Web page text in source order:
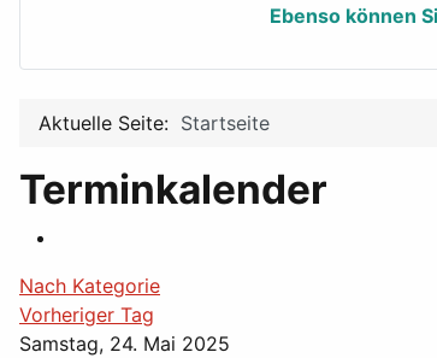
Ebenso können
Aktuelle Seite: Startseite
Terminkalender
Nach Kategorie
Vorheriger Tag
Samstag, 24. Mai 2025